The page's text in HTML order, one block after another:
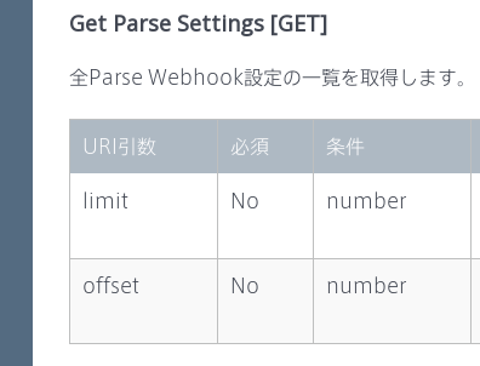
Get Parse Settings [GET]
全Parse Webhook設定の一覧を取得します。
URI引数 必須 条件
limit No number
offset No number